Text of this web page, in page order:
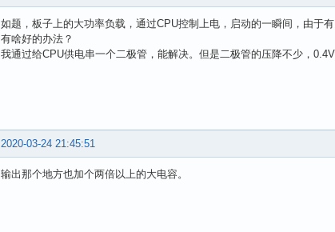
如题，板子上的大功率负载，通过CPU控制上电，启动的一瞬间，由于
有啥好的办法？
我通过给CPU供电串一个二极管，能解决。但是二极管的压降不少，
2020-03-24 21:45:51
输出那个地方也加个两倍以上的大电容。